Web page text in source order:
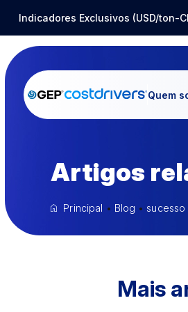
Indicadores Exclusivos (USD/ton-
Aço Inox -14,80% Barrilha
Quem
Artigos
Principal • Blog •
Mais